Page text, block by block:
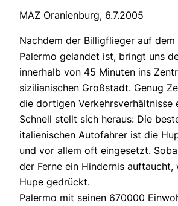
MAZ Oranienburg, 6.7.2005
Nachdem der Billigflieger auf dem
Palermo gelandet ist, bringt uns
innerhalb von 45 Minuten ins
sizilianischen Großstadt. Genug
die dortigen Verkehrsverhältnisse
Schnell stellt sich heraus: Die
italienischen Autofahrer ist die
und vor allem oft eingesetzt.
der Ferne ein Hindernis
Hupe gedrückt.
Palermo mit seinen 670000